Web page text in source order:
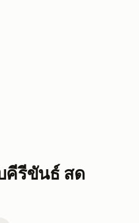
คีรีขันธ์ สด